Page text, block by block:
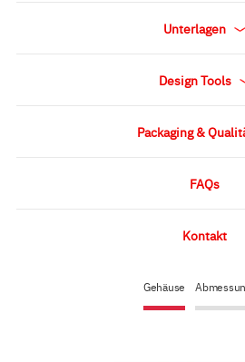
Gehäuse
Unterlagen
Design Tools
Packaging &
FAQs
Kontakt